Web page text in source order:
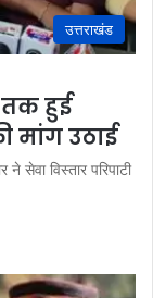
उत्तराखंड
तक हुई
मांग उठाई
सेवा विस्तार परिपाटी